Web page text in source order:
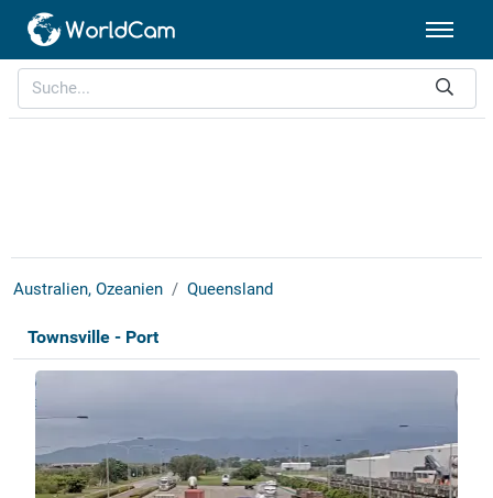
Australien, Ozeanien Queensland
Townsville - Port